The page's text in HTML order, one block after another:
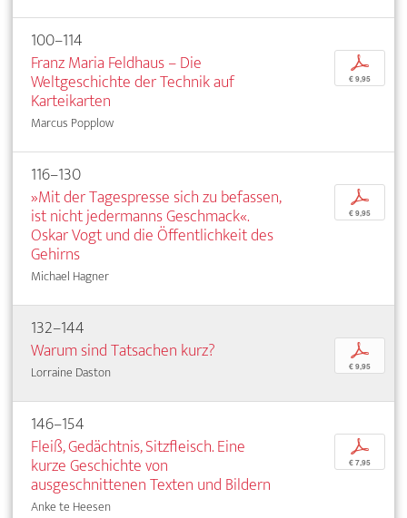
100–114
Franz Maria Feldhaus – Die
Weltgeschichte der Technik auf
Karteikarten
Marcus Popplow
p
€ 9,95
116–130
»Mit der Tagespresse sich zu befassen,
ist nicht jedermanns Geschmack«.
Oskar Vogt und die Öffentlichkeit des
Gehirns
Michael Hagner
p
€ 9,95
132–144
Warum sind Tatsachen kurz?
Lorraine Daston
p
€ 9,95
146–154
Fleiß, Gedächtnis, Sitzfleisch. Eine
kurze Geschichte von
ausgeschnittenen Texten und Bildern
Anke te Heesen
p
€ 7,95